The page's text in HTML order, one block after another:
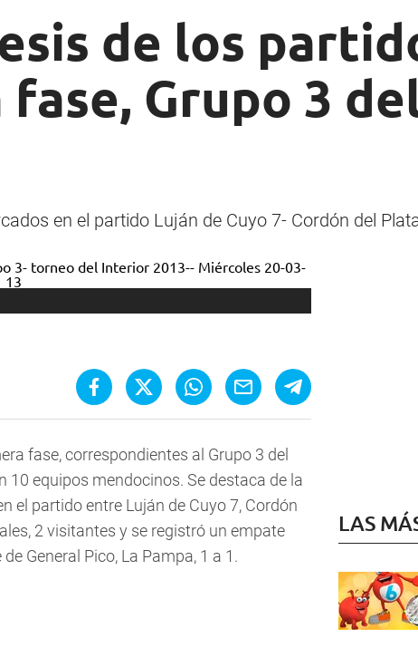
de los
Grupo 3
en el partido Luján de Cuyo 7- Cordón del
fase, correspondientes al Grupo 3 del
equipos mendocinos. Se destaca de la
el partido entre Luján de Cuyo 7, Cordón
2 visitantes y se registró un empate
General Pico, La Pampa, 1 a 1.
LAS